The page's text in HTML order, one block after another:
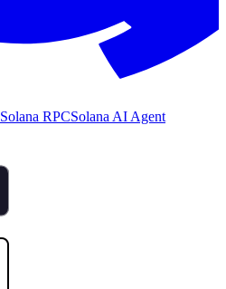
Solana RPCSolana AI Agent